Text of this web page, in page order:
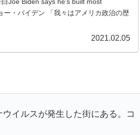
・バイデン 「我々はアメリカ政治の歴
2021.02.05
イルスが発生した街にある。コ